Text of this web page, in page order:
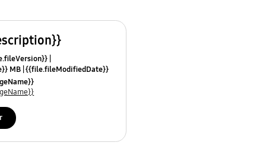
MB {{file.fileModifiedDate}}